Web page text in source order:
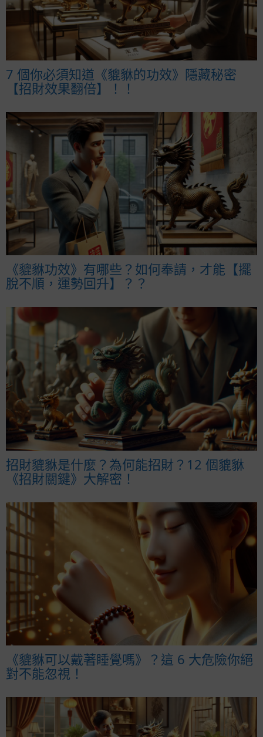
7 個你必須知道《貔貅的功效》隱藏秘密
【招財效果翻倍】！！
《貔貅功效》有哪些？如何奉請，才能【擺
脫不順，運勢回升】？？
招財貔貅是什麼？為何能招財？12 個貔貅
《招財關鍵》大解密！
《貔貅可以戴著睡覺嗎》？這 6 大危險你絕
對不能忽視！